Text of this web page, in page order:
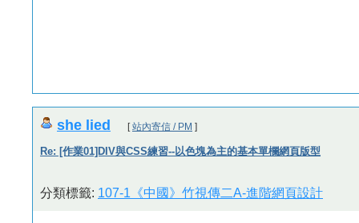
she lied [站內寄信 / PM ]
Re: [作業01]DIV與CSS練習--以色塊為主的基本單欄網頁版型
分類標籤: 107-1《中國》竹視傳二A-進階網頁設計